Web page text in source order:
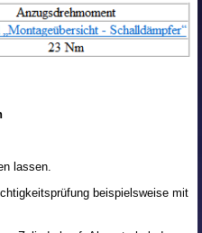
lassen.
beispielsweise mit